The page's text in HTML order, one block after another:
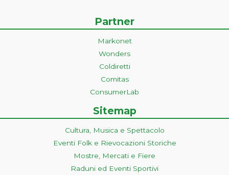
Partner
Markonet
Wonders
Coldiretti
Comitas
ConsumerLab
Sitemap
Cultura, Musica e Spettacolo
Eventi Folk e Rievocazioni Storiche
Mostre, Mercati e Fiere
Raduni ed Eventi Sportivi